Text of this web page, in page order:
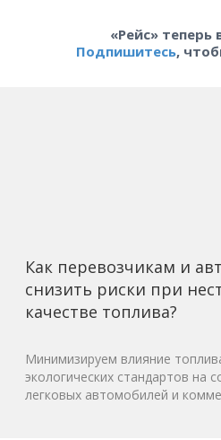
«Рейс» теперь
Подпишитесь,
Как перевозчикам и
снизить риски при
качестве топлива?
Минимизируем влияние
экологических стандартов на
легковых автомобилей и